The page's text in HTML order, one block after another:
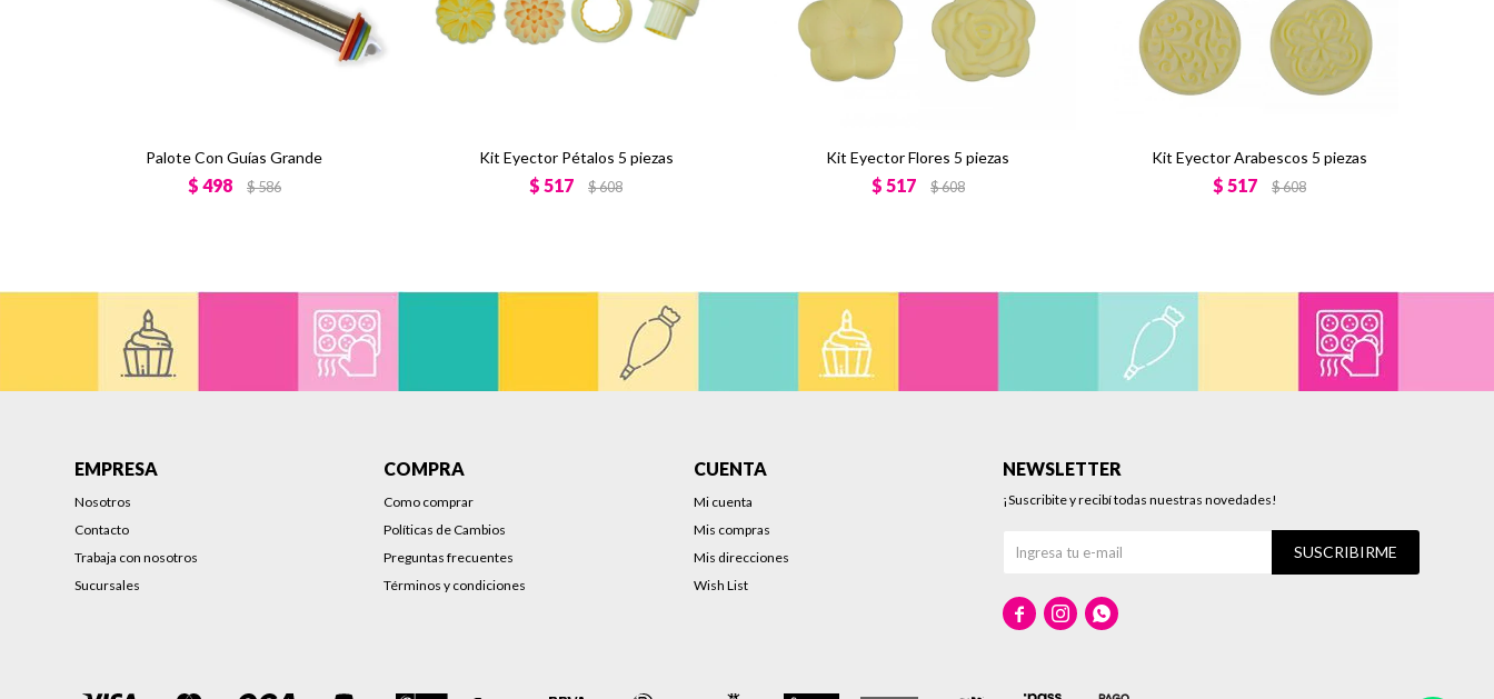
Palote Con Guías Grande
$ 498 $586
Kit Eyector Pétalos 5 piezas
$ 517 $608
Kit Eyector Flores 5 piezas
$ 517 $608
Kit Eyector Arabescos 5 piezas
$ 517 $608
EMPRESA
Nosotros
Contacto
Trabaja con nosotros
Sucursales
COMPRA
Como comprar
Políticas de Cambios
Preguntas frecuentes
Términos y condiciones
CUENTA
Mi cuenta
Mis compras
Mis direcciones
Wish List
NEWSLETTER
¡Suscribite y recibí todas nuestras novedades!
SUSCRIBIRME
  